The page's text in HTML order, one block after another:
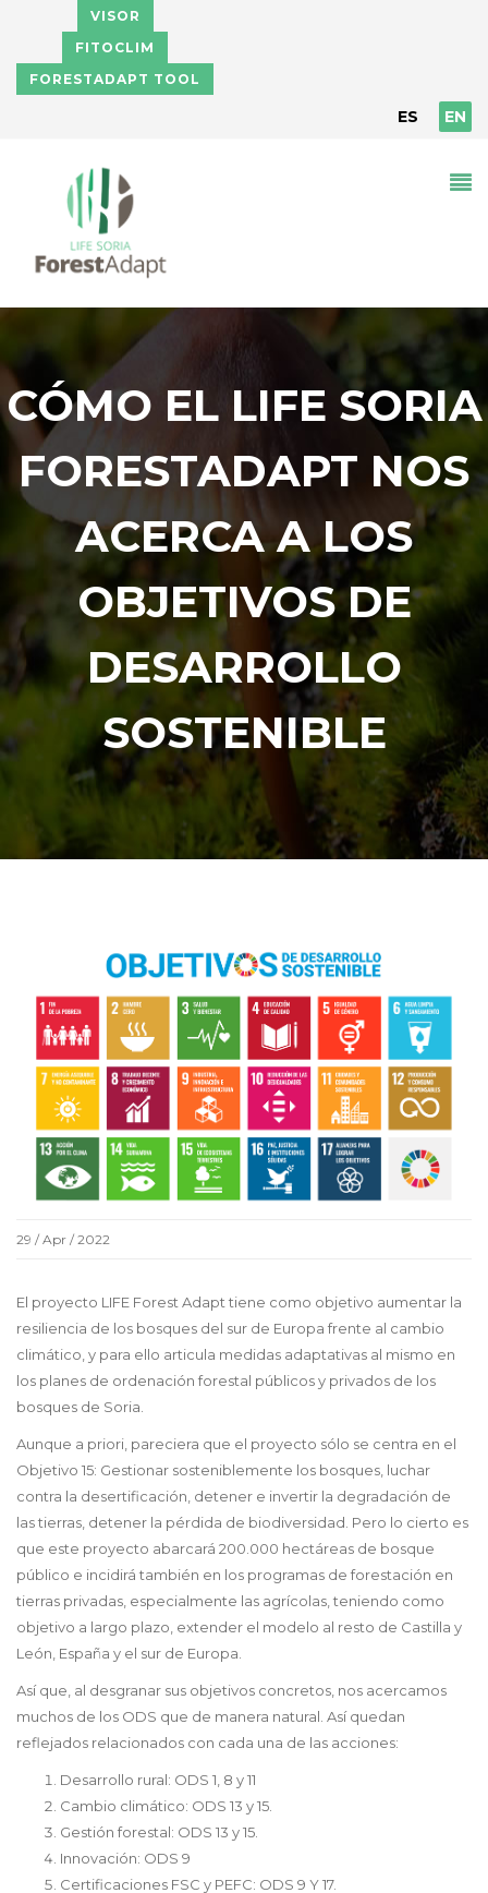
Skip to main content
VISOR
FITOCLIM
FORESTADAPT TOOL
ES EN
CÓMO EL LIFE SORIA
FORESTADAPT NOS
ACERCA A LOS
OBJETIVOS DE
DESARROLLO
SOSTENIBLE
29 / Apr / 2022
El proyecto LIFE Forest Adapt tiene como objetivo aumentar la
resiliencia de los bosques del sur de Europa frente al cambio
climático, y para ello articula medidas adaptativas al mismo en
los planes de ordenación forestal públicos y privados de los
bosques de Soria.
Aunque a priori, pareciera que el proyecto sólo se centra en el
Objetivo 15: Gestionar sosteniblemente los bosques, luchar
contra la desertificación, detener e invertir la degradación de
las tierras, detener la pérdida de biodiversidad. Pero lo cierto es
que este proyecto abarcará 200.000 hectáreas de bosque
público e incidirá también en los programas de forestación en
tierras privadas, especialmente las agrícolas, teniendo como
objetivo a largo plazo, extender el modelo al resto de Castilla y
León, España y el sur de Europa.
Así que, al desgranar sus objetivos concretos, nos acercamos
muchos de los ODS que de manera natural. Así quedan
reflejados relacionados con cada una de las acciones:
Desarrollo rural: ODS 1, 8 y 11
Cambio climático: ODS 13 y 15.
Gestión forestal: ODS 13 y 15.
Innovación: ODS 9
Certificaciones FSC y PEFC: ODS 9 Y 17.